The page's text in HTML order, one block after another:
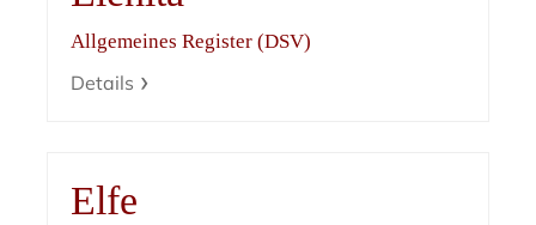
Allgemeines Register (DSV)
Details
Elfe